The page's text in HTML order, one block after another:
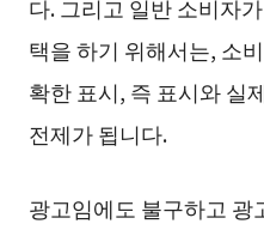
다. 그리고 일반 소비자
택을 하기 위해서는, 소
확한 표시, 즉 표시와 실
전제가 됩니다.
광고임에도 불구하고 광